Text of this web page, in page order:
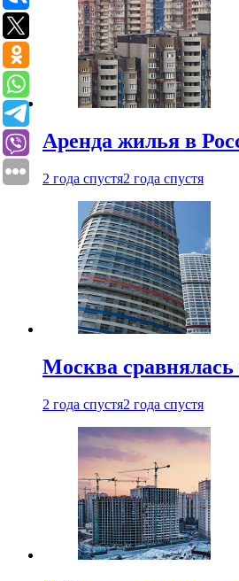
Аренда жилья в
2 года спустя2 года спустя
Москва сравнялась
2 года спустя2 года спустя